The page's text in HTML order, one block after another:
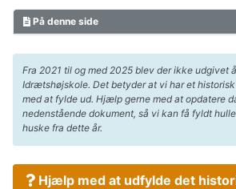
På denne side
Fra 2021 til og med 2025 blev der ikke udgivet
Idrætshøjskole. Det betyder at vi har et
med at fylde ud. Hjælp gerne med at opdatere
nedenstående dokument, så vi kan få fyldt
huske fra dette år.
Hjælp med at udfylde det